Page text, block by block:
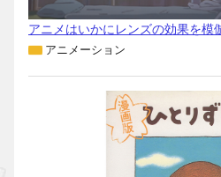
アニメはいかにレンズの効果を模
アニメーション